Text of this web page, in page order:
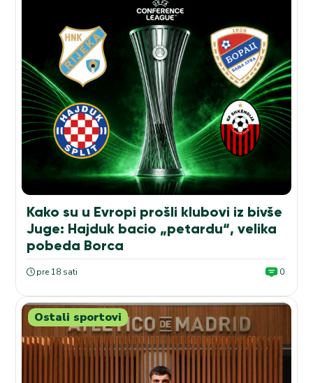
Kako su u Evropi prošli klubovi iz bivše
Juge: Hajduk bacio „petardu“, velika
pobeda Borca
pre 18 sati 0
Ostali sportovi